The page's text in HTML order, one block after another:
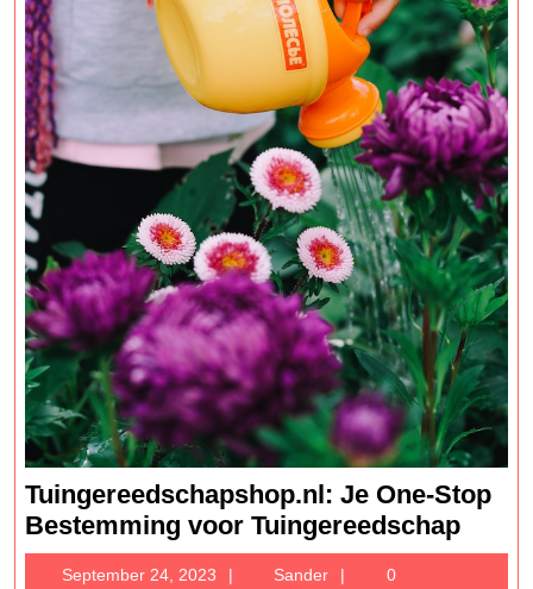
Dieet
Tuingereedschapshop.nl: Je One-Stop
Bestemming voor Tuingereedschap
Je
September 24, 2023
September
Sander Sander
0